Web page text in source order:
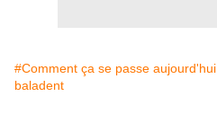
#Comment ça se passe aujourd'hui
baladent